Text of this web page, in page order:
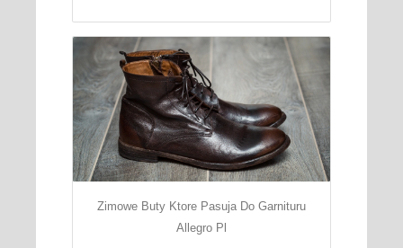
Zimowe Buty Ktore Pasuja Do Garnituru
Allegro Pl